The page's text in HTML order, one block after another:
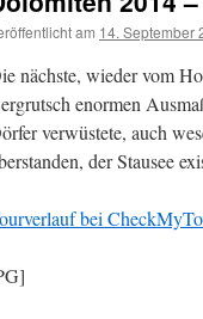
am 14. September
nächste, wieder vom
enormen
verwüstete, auch
der Stausee
bei